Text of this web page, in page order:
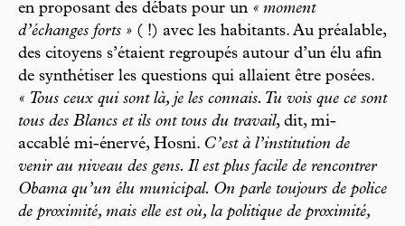
en proposant des débats pour un « moment
d’échanges forts » ( !) avec les habitants. Au préalable,
des citoyens s’étaient regroupés autour d’un élu afin
de synthétiser les questions qui allaient être posées.
« Tous ceux qui sont là, je les connais. Tu vois que ce sont
tous des Blancs et ils ont tous du travail, dit, mi-
accablé mi-énervé, Hosni. C’est à l’institution de
venir au niveau des gens. Il est plus facile de rencontrer
Obama qu’un élu municipal. On parle toujours de police
de proximité, mais elle est où, la politique de proximité,